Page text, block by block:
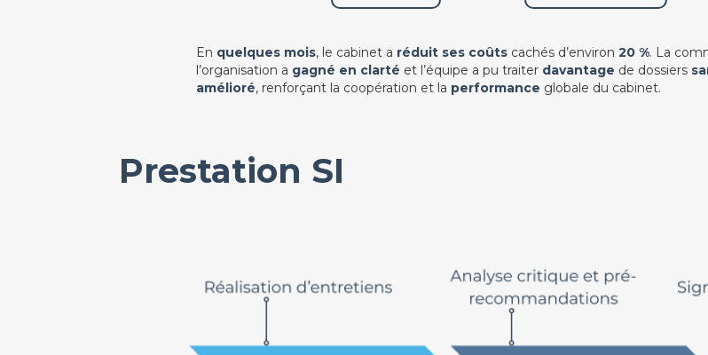
En quelques mois, le cabinet a réduit ses coûts cachés d’environ 20 %. La
l’organisation a gagné en clarté et l’équipe a pu traiter davantage de dossiers
amélioré, renforçant la coopération et la performance globale du cabinet.
Prestation SI